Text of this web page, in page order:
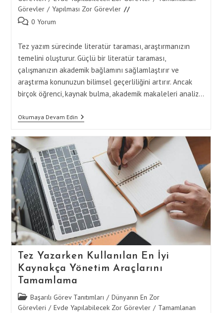
Görevler / Yapılması Zor Görevler
Post 0 Yorum
Tez yazım sürecinde literatür taraması, araştırmanızın
temelini oluşturur. Güçlü bir literatür taraması,
çalışmanızın akademik bağlamını sağlamlaştırır ve
araştırma konunuzun bilimsel geçerliliğini artırır. Ancak
birçok öğrenci, kaynak bulma, akademik makaleleri analiz…
Okumaya Devam EdinTez
İçin
Süreci
Verimli
Şekilde
Tamamlama
Tez Yazarken Kullanılan En İyi
Kaynakça Yönetim Araçlarını
Tamamlama
Post
category:
Başarılı Görev Tanıtımları / Dünyanın En Zor
Görevleri / Evde Yapılabilecek Zor Görevler / Tamamlanan